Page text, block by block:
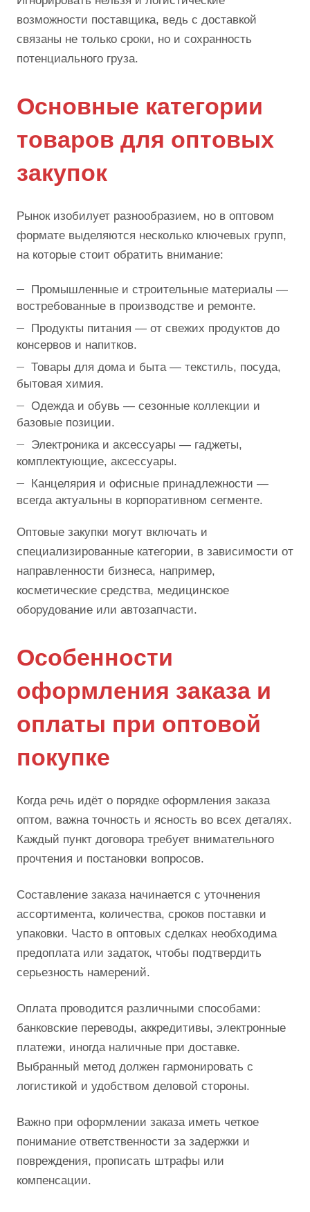
возможности поставщика, ведь с доставкой
связаны не только сроки, но и сохранность
потенциального груза.
Основные категории
товаров для оптовых
закупок
Рынок изобилует разнообразием, но в оптовом
формате выделяются несколько ключевых групп,
на которые стоит обратить внимание:
Промышленные и строительные материалы —
востребованные в производстве и ремонте.
Продукты питания — от свежих продуктов до
консервов и напитков.
Товары для дома и быта — текстиль, посуда,
бытовая химия.
Одежда и обувь — сезонные коллекции и
базовые позиции.
Электроника и аксессуары — гаджеты,
комплектующие, аксессуары.
Канцелярия и офисные принадлежности —
всегда актуальны в корпоративном сегменте.
Оптовые закупки могут включать и
специализированные категории, в зависимости от
направленности бизнеса, например,
косметические средства, медицинское
оборудование или автозапчасти.
Особенности
оформления заказа и
оплаты при оптовой
покупке
Когда речь идёт о порядке оформления заказа
оптом, важна точность и ясность во всех деталях.
Каждый пункт договора требует внимательного
прочтения и постановки вопросов.
Составление заказа начинается с уточнения
ассортимента, количества, сроков поставки и
упаковки. Часто в оптовых сделках необходима
предоплата или задаток, чтобы подтвердить
серьезность намерений.
Оплата проводится различными способами:
банковские переводы, аккредитивы, электронные
платежи, иногда наличные при доставке.
Выбранный метод должен гармонировать с
логистикой и удобством деловой стороны.
Важно при оформлении заказа иметь четкое
понимание ответственности за задержки и
повреждения, прописать штрафы или
компенсации.